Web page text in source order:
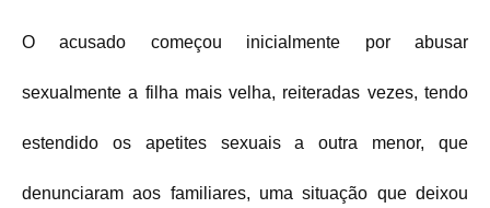
O acusado começou inicialmente por abusar
sexualmente a filha mais velha, reiteradas vezes, tendo
estendido os apetites sexuais a outra menor, que
denunciaram aos familiares, uma situação que deixou